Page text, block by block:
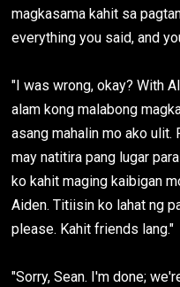
magkasama kahit sa
everything you said, and
"I was wrong, okay? With
alam kong malabong
asang mahalin mo ako ulit.
may natitira pang lugar
ko kahit maging kaibigan
Aiden. Titiisin ko lahat ng
please. Kahit friends lang."
"Sorry, Sean. I'm done;